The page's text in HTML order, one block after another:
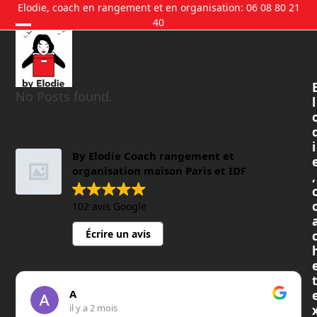
Skip
content
Elodie, coach en rangement et en organisation: 06 08 80 21
40
No Posts found.
By Elodie Coach rangement et
organisation maison Paris et IDF
102 avis Google
Écrire un avis
A
il y a 2 mois
l
i
,
t